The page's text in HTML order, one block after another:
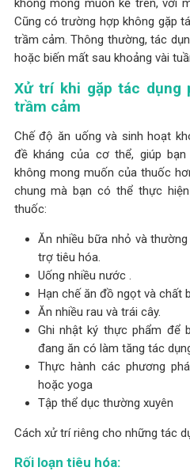
không mong muốn kể trên, với
Cũng có trường hợp không gặp
trầm cảm. Thông thường, tác
hoặc biến mất sau khoảng vài
Xử trí khi gặp tác dụng
trầm cảm
Chế độ ăn uống và sinh hoạt
đề kháng của cơ thể, giúp
không mong muốn của thuốc
chung mà bạn có thể thực
thuốc:
Ăn nhiều bữa nhỏ và
trợ tiêu hóa.
Uống nhiều nước .
Hạn chế ăn đồ ngọt và chất
Ăn nhiều rau và trái cây.
Ghi nhật ký thực phẩm để
đang ăn có làm tăng tác
Thực hành các phương
hoặc yoga
Tập thể dục thường xuyên
Cách xử trí riêng cho những tác
Rối loạn tiêu hóa: